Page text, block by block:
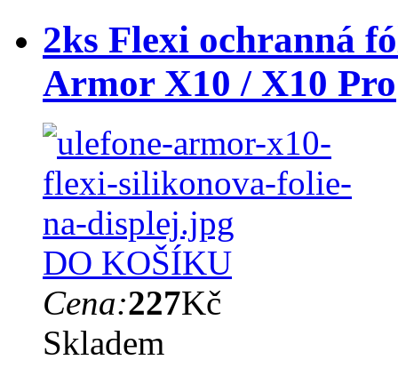
2ks Flexi ochranná
Armor X10 / X10 Pro
DO KOŠÍKU
Cena:227Kč
Skladem